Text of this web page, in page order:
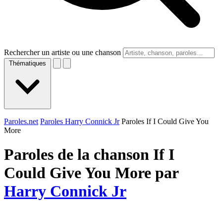
Rechercher un artiste ou une chanson
Thématiques
Paroles.net Paroles Harry Connick Jr Paroles If I Could Give You
More
Paroles de la chanson If I
Could Give You More par
Harry Connick Jr